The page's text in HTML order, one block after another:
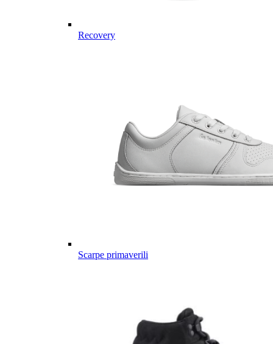
Recovery
Scarpe primaverili